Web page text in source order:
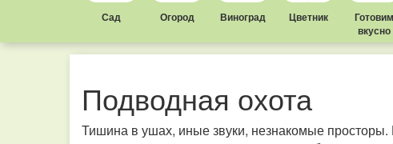
Сад Огород Виноград Цветник
Готовим
вкусно
Подводная охота
Тишина в ушах, иные звуки, незнакомые